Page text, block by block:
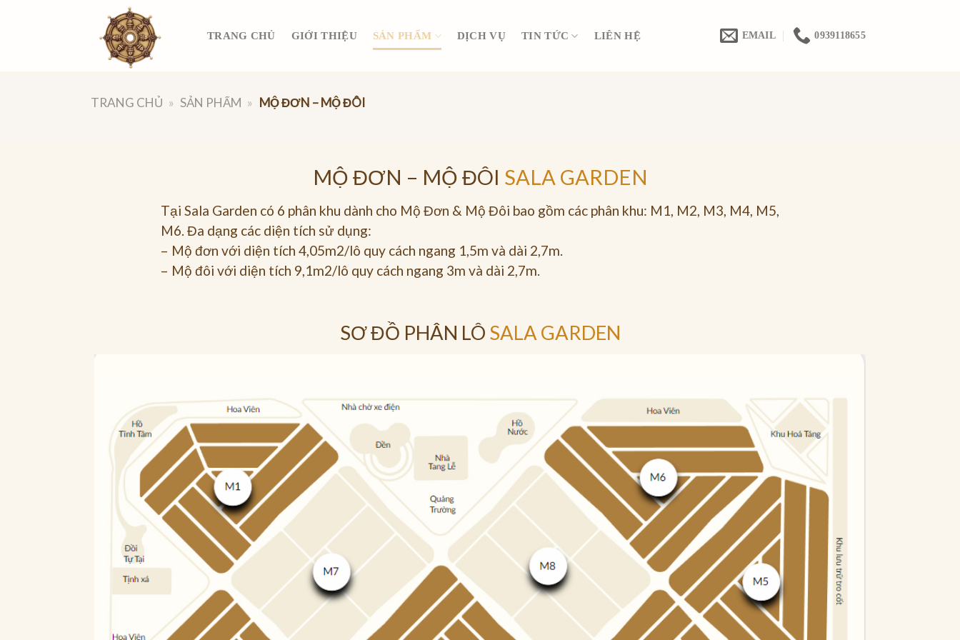
TRANG CHỦ GIỚI THIỆU SẢN PHẨM DỊCH VỤ TIN TỨC LIÊN HỆ EMAIL 0939118655
TRANG CHỦ » SẢN PHẨM » MỘ ĐƠN – MỘ ĐÔI
MỘ ĐƠN – MỘ ĐÔI SALA GARDEN
Tại Sala Garden có 6 phân khu dành cho Mộ Đơn & Mộ Đôi bao gồm các phân khu: M1, M2, M3, M4, M5,
M6. Đa dạng các diện tích sử dụng:
– Mộ đơn với diện tích 4,05m2/lô quy cách ngang 1,5m và dài 2,7m.
– Mộ đôi với diện tích 9,1m2/lô quy cách ngang 3m và dài 2,7m.
SƠ ĐỒ PHÂN LÔ SALA GARDEN